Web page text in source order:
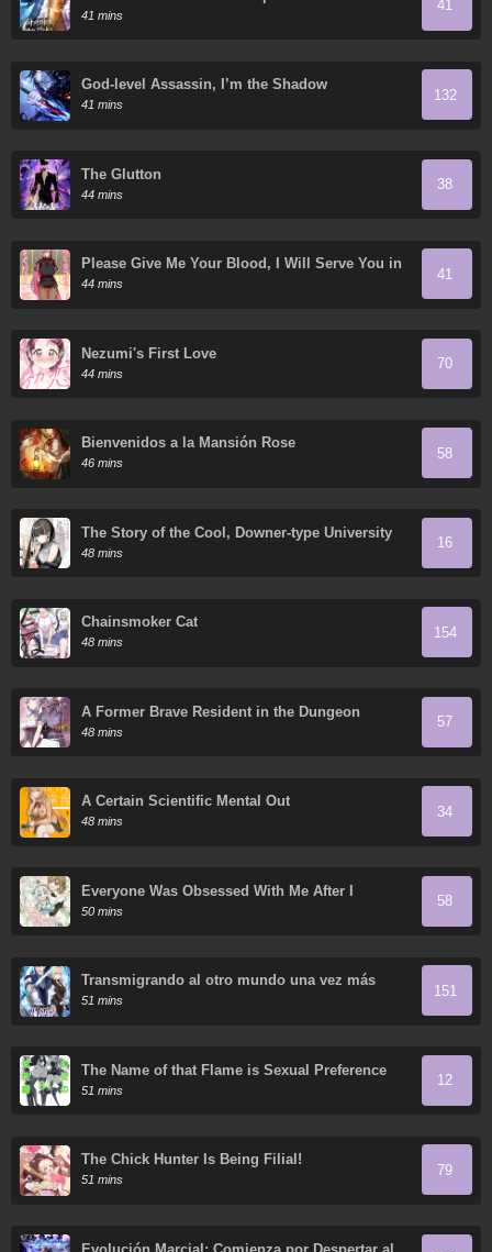
Academy
41 mins
41
God-level Assassin, I’m the Shadow
41 mins
132
The Glutton
44 mins
38
Please Give Me Your Blood, I Will Serve You in
Gratitude
44 mins
41
Nezumi's First Love
44 mins
70
Bienvenidos a la Mansión Rose
46 mins
58
The Story of the Cool, Downer-type University
Girl Beside Me at the Standing Bar
48 mins
16
Chainsmoker Cat
48 mins
154
A Former Brave Resident in the Dungeon
48 mins
57
A Certain Scientific Mental Out
48 mins
34
Everyone Was Obsessed With Me After I
Became the Youngest Princess' Favorite
50 mins
58
Transmigrando al otro mundo una vez más
51 mins
151
The Name of that Flame is Sexual Preference
51 mins
12
The Chick Hunter Is Being Filial!
51 mins
79
Evolución Marcial: Comienza por Despertar al